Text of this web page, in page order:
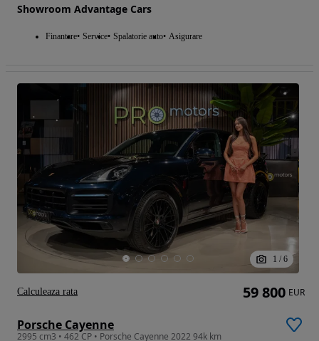
Showroom Advantage Cars
Finantare Service Spalatorie auto Asigurare
1 / 6
Porsche Cayenne
2995 cm3 • 462 CP • Porsche Cayenne 2022 94k km
59 800 EUR
Calculeaza rata